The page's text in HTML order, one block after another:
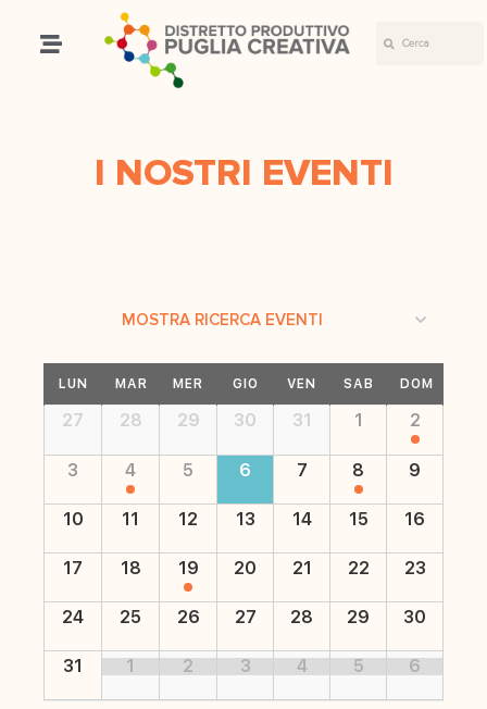
I NOSTRI EVENTI
viste
Navigazione
MOSTRA RICERCA EVENTI
Calendario
di
Eventi
Calendario
Eventi
LUN MAR MER GIO VEN SAB DOM
27 28 29 30 31 1 2
3 4 5 6 7 8 9
10 11 12 13 14 15 16
17 18 19 20 21 22 23
24 25 26 27 28 29 30
31 1 2 3 4 5 6